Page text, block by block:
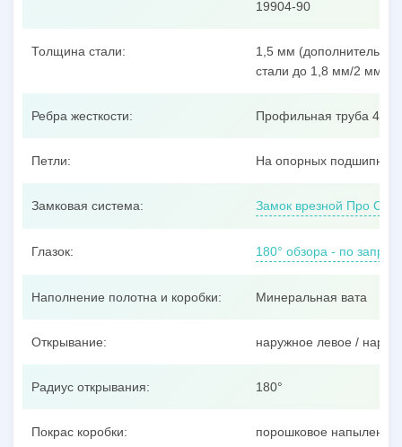
19904-90
Толщина стали:
1,5 мм
стали до 1,8 мм/2 мм/3
Ребра жесткости: Профильная труба
Петли: На опорных
Замковая система: Замок врезной Про Сам
Глазок: 180° обзора - по
Наполнение полотна и коробки: Минеральная вата
Открывание: наружное левое /
Радиус открывания: 180°
Покрас коробки:
порошковое напыление